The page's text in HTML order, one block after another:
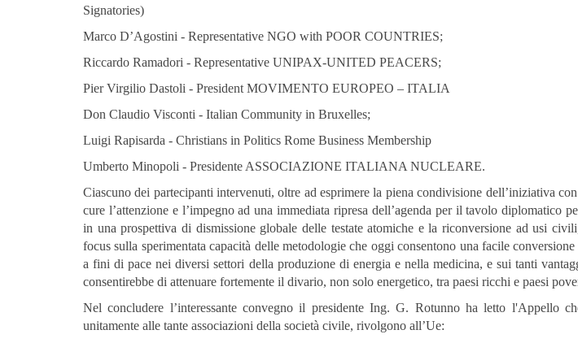
Signatories)
Marco D’Agostini - Representative NGO with POOR COUNTRIES;
Riccardo Ramadori - Representative UNIPAX-UNITED PEACERS;
Pier Virgilio Dastoli - President MOVIMENTO EUROPEO – ITALIA
Don Claudio Visconti - Italian Community in Bruxelles;
Luigi Rapisarda - Christians in Politics Rome Business Membership
Umberto Minopoli - Presidente ASSOCIAZIONE ITALIANA NUCLEARE.
Ciascuno dei partecipanti intervenuti, oltre ad esprimere la piena condivisione dell’iniziativa
cure l’attenzione e l’impegno ad una immediata ripresa dell’agenda per il tavolo diplomatico
in una prospettiva di dismissione globale delle testate atomiche e la riconversione ad usi
focus sulla sperimentata capacità delle metodologie che oggi consentono una facile
a fini di pace nei diversi settori della produzione di energia e nella medicina, e sui tanti
consentirebbe di attenuare fortemente il divario, non solo energetico, tra paesi ricchi e paesi
Nel concludere l’interessante convegno il presidente Ing. G. Rotunno ha letto l'Appello
unitamente alle tante associazioni della società civile, rivolgono all’Ue: